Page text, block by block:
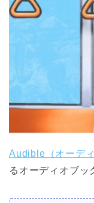
Audible（オーディ
るオーディオブッ